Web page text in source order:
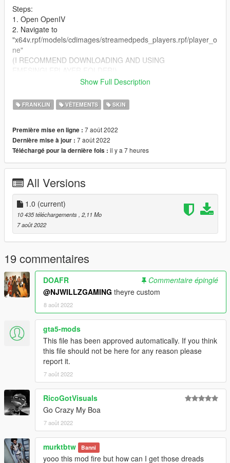
Steps:
1. Open OpenIV
2. Navigate to
"x64v.rpf/models/cdimages/streamedpeds_players.rpf/player_o
ne"
(I RECOMMEND DOWNLOADING AND USING
3. Turn on Edit Mode
if need be to match your sagged jeans model number.
Show Full Description
FRANKLIN VÊTEMENTS SKIN
Première mise en ligne : 7 août 2022
Dernière mise à jour : 7 août 2022
Téléchargé pour la dernière fois : il y a 7 heures
All Versions
1.0 (current)
10 435 téléchargements , 2,11 Mo
7 août 2022
19 commentaires
DOAFR
Commentaire épinglé
@NJWILLZGAMING theyre custom
8 août 2022
gta5-mods
This file has been approved automatically. If you think
this file should not be here for any reason please
report it.
7 août 2022
RicoGotVisuals
Go Crazy My Boa
7 août 2022
murktbtw Banni
yooo this mod fire but how can I get those dreads